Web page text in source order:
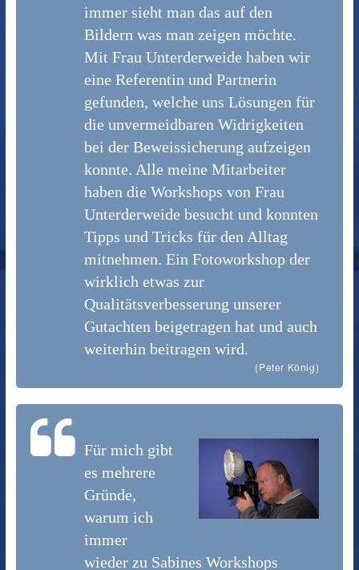
immer sieht man das auf den
Bildern was man zeigen möchte.
Mit Frau Unterderweide haben wir
eine Referentin und Partnerin
gefunden, welche uns Lösungen für
die unvermeidbaren Widrigkeiten
bei der Beweissicherung aufzeigen
konnte. Alle meine Mitarbeiter
haben die Workshops von Frau
Unterderweide besucht und konnten
Tipps und Tricks für den Alltag
mitnehmen. Ein Fotoworkshop der
wirklich etwas zur
Qualitätsverbesserung unserer
Gutachten beigetragen hat und auch
weiterhin beitragen wird.
(Peter König)
Für mich gibt
es mehrere
Gründe,
warum ich
immer
wieder zu Sabines Workshops